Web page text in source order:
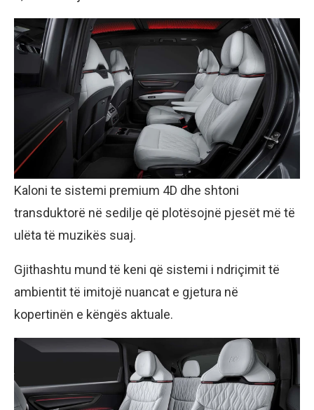
Kaloni te sistemi premium 4D dhe shtoni
transduktorë në sedilje që plotësojnë pjesët më të
ulëta të muzikës suaj.
Gjithashtu mund të keni që sistemi i ndriçimit të
ambientit të imitojë nuancat e gjetura në
kopertinën e këngës aktuale.